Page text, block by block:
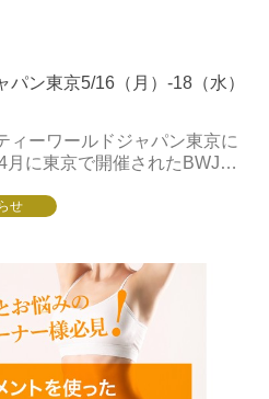
パン東京5/16（月）-18（水）
ィーワールドジャパン東京に
に東京で開催されたBWJ東
期2022年...
せ